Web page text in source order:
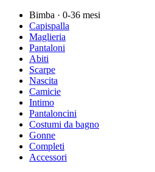
Bimba · 0-36 mesi
Capispalla
Maglieria
Pantaloni
Abiti
Scarpe
Nascita
Camicie
Intimo
Pantaloncini
Costumi da bagno
Gonne
Completi
Accessori